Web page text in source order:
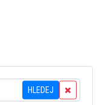
HLEDEJ